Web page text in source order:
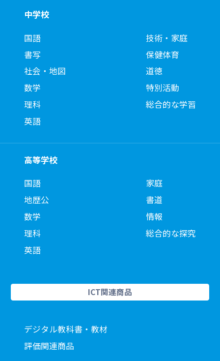
中学校
国語
書写
社会・地図
数学
理科
英語
技術・家庭
保健体育
道徳
特別活動
総合的な学習
高等学校
国語
地歴公
数学
理科
英語
家庭
書道
情報
総合的な探究
ICT関連商品
デジタル教科書・教材
評価関連商品